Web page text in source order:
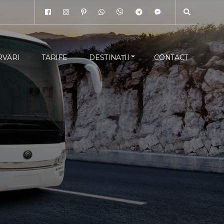
TARIFE DESTINAȚII CONTACT